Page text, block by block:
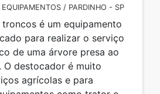
/ PARDINHO - SP
é um equipamento
para realizar o serviço
de uma árvore presa ao
O destocador é muito
agrícolas e para